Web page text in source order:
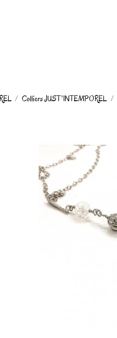
Colliers JUST'INTEMPOREL